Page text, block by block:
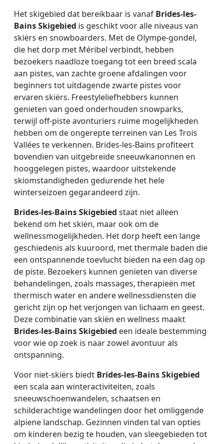
Het skigebied dat bereikbaar is vanaf Brides-les-
Bains Skigebied is geschikt voor alle niveaus van
skiërs en snowboarders. Met de Olympe-gondel,
die het dorp met Méribel verbindt, hebben
bezoekers naadloze toegang tot een breed scala
aan pistes, van zachte groene afdalingen voor
beginners tot uitdagende zwarte pistes voor
ervaren skiërs. Freestyleliefhebbers kunnen
genieten van goed onderhouden snowparks,
terwijl off-piste avonturiers ruime mogelijkheden
hebben om de ongerepte terreinen van Les Trois
Vallées te verkennen. Brides-les-Bains profiteert
bovendien van uitgebreide sneeuwkanonnen en
hooggelegen pistes, waardoor uitstekende
skiomstandigheden gedurende het hele
winterseizoen gegarandeerd zijn.
Brides-les-Bains Skigebied staat niet alleen
bekend om het skiën, maar ook om de
wellnessmogelijkheden. Het dorp heeft een lange
geschiedenis als kuuroord, met thermale baden die
een ontspannende toevlucht bieden na een dag op
de piste. Bezoekers kunnen genieten van diverse
behandelingen, zoals massages, therapieën met
thermisch water en andere wellnessdiensten die
gericht zijn op het verjongen van lichaam en geest.
Deze combinatie van skiën en wellness maakt
Brides-les-Bains Skigebied een ideale bestemming
voor wie op zoek is naar zowel avontuur als
ontspanning.
Voor niet-skiërs biedt Brides-les-Bains Skigebied
een scala aan winteractiviteiten, zoals
sneeuwschoenwandelen, schaatsen en
schilderachtige wandelingen door het omliggende
alpiene landschap. Gezinnen vinden tal van opties
om kinderen bezig te houden, van sleegebieden tot